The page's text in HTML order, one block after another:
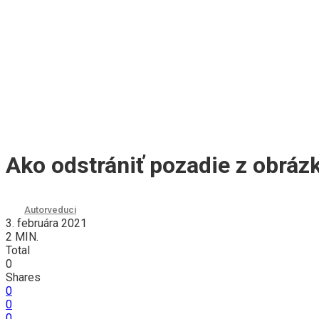
Ako odstrániť pozadie z
Autorveduci
3. februára 2021
2 MIN.
Total
0
Shares
0
0